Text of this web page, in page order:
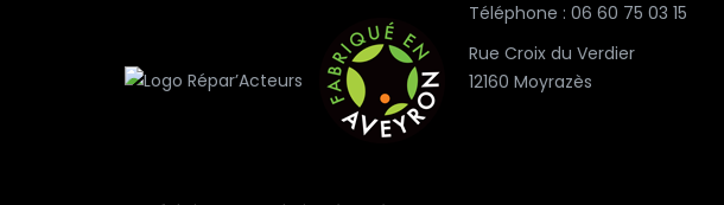
Téléphone : 06 60 75 03 15
Rue Croix du Verdier
12160 Moyrazès